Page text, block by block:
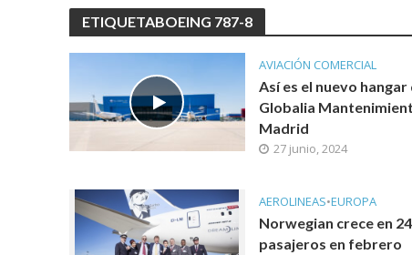
ETIQUETABOEING 787-8
AVIACIÓN COMERCIAL
Así es el nuevo hangar
Globalia
Madrid
27 junio, 2024
AEROLINEAS•EUROPA
Norwegian crece en
pasajeros en febrero